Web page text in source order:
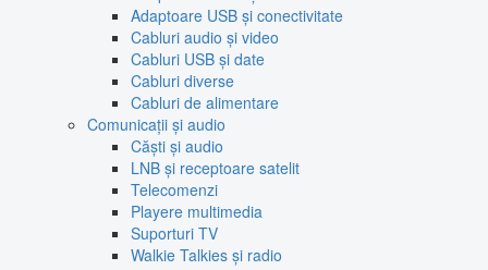
Adaptoare USB și conectivitate
Cabluri audio și video
Cabluri USB și date
Cabluri diverse
Cabluri de alimentare
Comunicații și audio
Căști și audio
LNB și receptoare satelit
Telecomenzi
Playere multimedia
Suporturi TV
Walkie Talkies și radio